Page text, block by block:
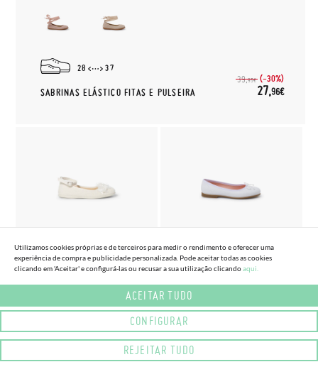
28 37
SABRINAS ELÁSTICO FITAS E PULSEIRA
39,95€ (-30%)
27,96€
SABRINA LINHO PULSEIRA COM
FLOR
36,95€ (-20%)
29,56€
SABRINAS CERIMÓNIA PELE
SOFT LACINHO
46,95€
Utilizamos cookies próprias e de terceiros para medir o rendimento e oferecer uma
experiência de compra e publicidade personalizada. Pode aceitar todas as cookies
clicando em 'Aceitar' e configurá-las ou recusar a sua utilização clicandoaqui.
ACEITAR TUDO
CONFIGURAR
REJEITAR TUDO